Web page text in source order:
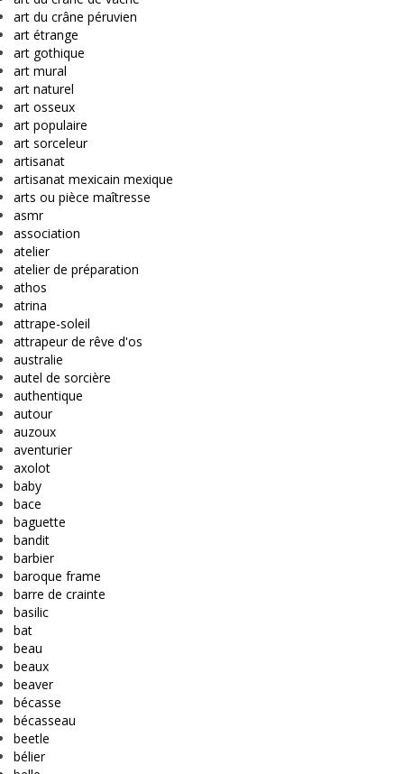
art du crâne péruvien
art étrange
art gothique
art mural
art naturel
art osseux
art populaire
art sorceleur
artisanat
artisanat mexicain mexique
arts ou pièce maîtresse
asmr
association
atelier
atelier de préparation
athos
atrina
attrape-soleil
attrapeur de rêve d'os
australie
autel de sorcière
authentique
autour
auzoux
aventurier
axolot
baby
bace
baguette
bandit
barbier
baroque frame
barre de crainte
basilic
bat
beau
beaux
beaver
bécasse
bécasseau
beetle
bélier